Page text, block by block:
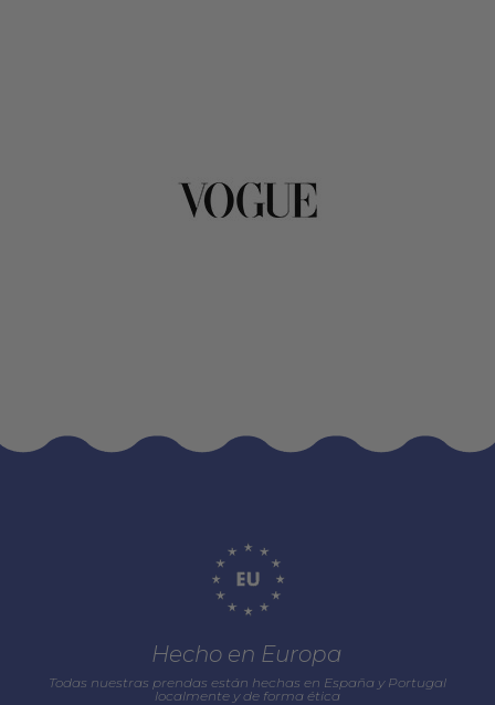
Hecho en Europa
Todas nuestras prendas están hechas en España y Portugal
localmente y de forma ética